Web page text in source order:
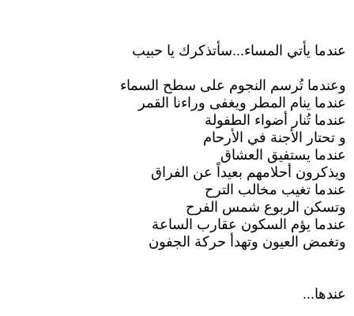
عندما يأتي المساء...سأتذكرك يا حبيب
وعندما تُرسم النجوم على سطح السماء
عندما ينام المطر ويغفى وراءنا القمر
عندما تُنار أضواء الطفولة
و تحتار الأجنة في الأرحام
عندما يستفيق العشاق
ويذكرون أحلامهم بعيداً عن الفراق
عندما تغيب مخالب الترح
وتسكن الربوع شمس الفرح
عندما يؤم السكون عقارب الساعة
وتغمض العيون وتهدأ حركة الجفون
عندها...